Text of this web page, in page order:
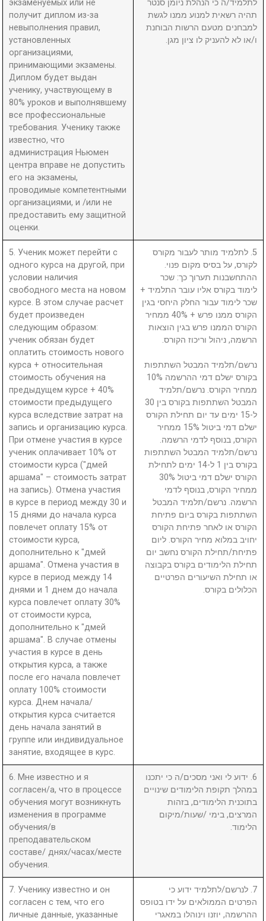
экзаменуемых или не
получит диплом из-за
невыполнения правил,
установленных
организациями,
принимающими экзамены.
Диплом будет выдан
ученику, участвующему в
80% уроков и выполнявшему
все профессиональные
требования. Ученику также
известно, что
администрация Ньюмен
центра вправе не допустить
его на экзамены,
проводимые компетентными
организациями, и /или не
предоставить ему защитной
оценки.
לתלמיד/ה כי הנהלת ניומן סנטר
תהיה רשאית למנוע ממנו לגשת
למבחנים מטעם הרשות הבוחנת
ו/או לא להעניק לו ציון מגן.
5. Ученик может перейти с
одного курса на другой, при
условии наличия
свободного места на новом
курсе. В этом случае расчет
будет произведен
следующим образом:
ученик обязан будет
оплатить стоимость нового
курса + относительная
стоимость обучения на
предыдущем курсе + 40%
стоимости предыдущего
курса вследствие затрат на
запись и организацию курса.
При отмене участия в курсе
ученик оплачивает 10% от
стоимости курса ("дмей
аршама" – стоимость затрат
на запись). Отмена участия
в курсе в период между 30 и
15 днями до начала курса
повлечет оплату 15% от
стоимости курса,
дополнительно к "дмей
аршама". Отмена участия в
курсе в период между 14
днями и 1 днем до начала
курса повлечет оплату 30%
от стоимости курса,
дополнительно к "дмей
аршама". В случае отмены
участия в курсе в день
открытия курса, а также
после его начала повлечет
оплату 100% стоимости
курса. Днем начала/
открытия курса считается
день начала занятий в
группе или индивидуальное
занятие, входящее в курс.
5. לתלמיד מותר לעבור מקורס
לקורס, על בסיס מקום פנוי.
ההתחשבנות תערוך כך: שכר
לימוד בקורס אליו עובר התלמיד +
שכר לימוד עבור החלק היחסי בגין
הקורס ממנו פרש + 40% ממחיר
הקורס הממנו פרש בגין הוצאות
הרשמה, ניהול וריכוז הקורס.
נרשם/תלמיד המבטל השתתפות
בקורס ישלם דמי ההרשמה 10%
ממחיר הקורס. נרשם/תלמיד
המבטל השתתפות בקורס בין 30
ל-15 ימים עד יום תחילת הקורס
ישלם דמי ביטול 15% ממחיר
הקורס, בנוסף לדמי הרשמה.
נרשם/תלמיד המבטל השתתפות
בקורס בין 1 ל-14 ימים לתחילת
הקורס ישלם דמי ביטול 30%
ממחיר הקורס, בנוסף לדמי
הרשמה. נרשם/תלמיד המבטל
השתתפות בקורס ביום פתיחת
הקורס או לאחר פתיחת הקורס
יחויב במלוא מחיר הקורס. ליום
פתיחת/תחילת הקורס נחשב יום
תחילת הלימודים בקורס בקבוצה
או תחילת השיעורים הפרטיים
הכלולים בקורס.
6. Мне известно и я
согласен/а, что в процессе
обучения могут возникнуть
изменения в программе
обучения/в
преподавательском
составе/ днях/часах/месте
обучения.
6. ידוע לי ואני מסכים/ה כי יתכנו
במהלך תקופת הלימודים שינויים
בתוכנית הלימודים, בזהות
המרצים, בימי /שעות/מיקום
הלימוד.
7. Ученику известно и он
согласен с тем, что его
личные данные, указанные
7. לנרשם/לתלמיד ידוע כי
הפרטים הממולאים על ידו בטופס
ההרשמה, יוזנו וינוהלו במאגרי